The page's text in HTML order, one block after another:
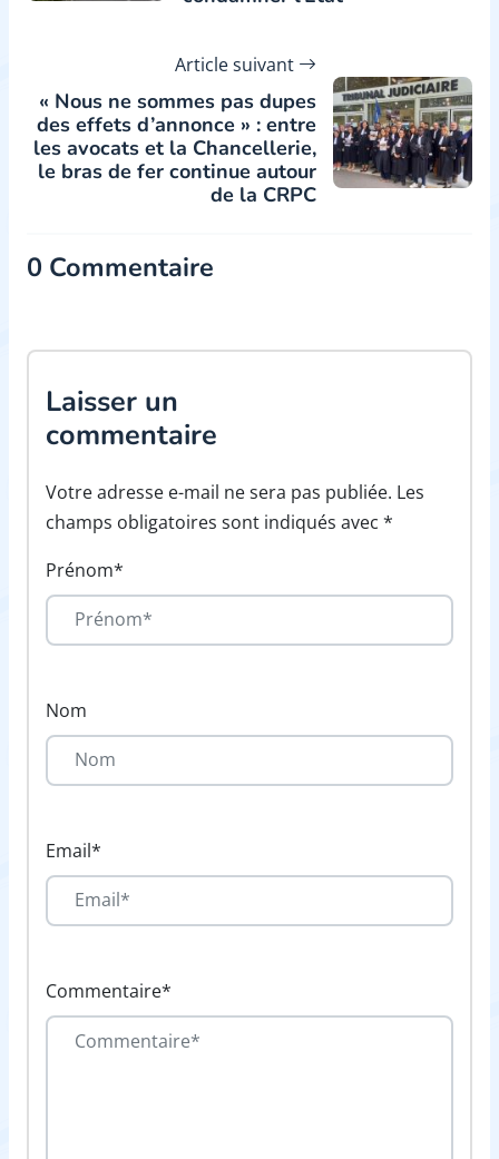
Article suivant
« Nous ne sommes pas dupes
des effets d’annonce » : entre
les avocats et la Chancellerie,
le bras de fer continue autour
de la CRPC
0 Commentaire
Laisser un
commentaire
Votre adresse e-mail ne sera pas publiée. Les
champs obligatoires sont indiqués avec *
Prénom*
Nom
Email*
Commentaire*